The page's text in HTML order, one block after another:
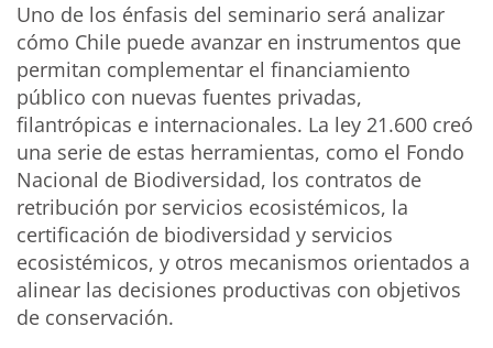
Uno de los énfasis del seminario será analizar
cómo Chile puede avanzar en instrumentos que
permitan complementar el financiamiento
público con nuevas fuentes privadas,
filantrópicas e internacionales. La ley 21.600 creó
una serie de estas herramientas, como el Fondo
Nacional de Biodiversidad, los contratos de
retribución por servicios ecosistémicos, la
certificación de biodiversidad y servicios
ecosistémicos, y otros mecanismos orientados a
alinear las decisiones productivas con objetivos
de conservación.